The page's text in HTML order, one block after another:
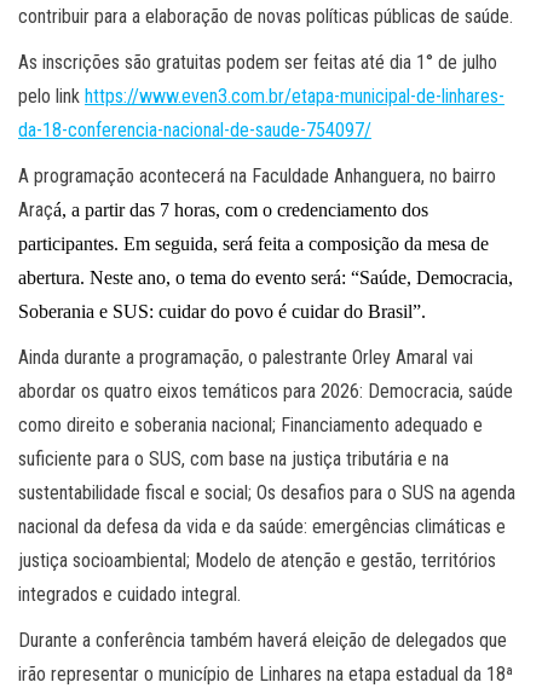
contribuir para a elaboração de novas políticas públicas de saúde.
As inscrições são gratuitas podem ser feitas até dia 1° de julho
pelo link https://www.even3.com.br/etapa-municipal-de-linhares-
da-18-conferencia-nacional-de-saude-754097/
A programação acontecerá na Faculdade Anhanguera, no bairro
Araçá, a partir das 7 horas, com o credenciamento dos
participantes. Em seguida, será feita a composição da mesa de
abertura. Neste ano, o tema do evento será: “Saúde, Democracia,
Soberania e SUS: cuidar do povo é cuidar do Brasil”.
Ainda durante a programação, o palestrante Orley Amaral vai
abordar os quatro eixos temáticos para 2026: Democracia, saúde
como direito e soberania nacional; Financiamento adequado e
suficiente para o SUS, com base na justiça tributária e na
sustentabilidade fiscal e social; Os desafios para o SUS na agenda
nacional da defesa da vida e da saúde: emergências climáticas e
justiça socioambiental; Modelo de atenção e gestão, territórios
integrados e cuidado integral.
Durante a conferência também haverá eleição de delegados que
irão representar o município de Linhares na etapa estadual da 18ª